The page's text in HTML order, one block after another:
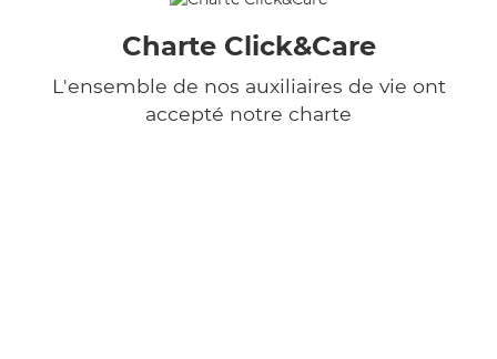
Charte Click&Care
L'ensemble de nos auxiliaires de vie ont
accepté notre charte